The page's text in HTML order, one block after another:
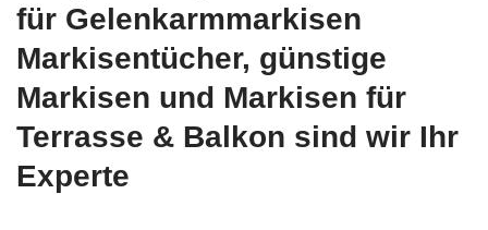
für Gelenkarmmarkisen
Markisentücher, günstige
Markisen und Markisen für
Terrasse & Balkon sind wir Ihr
Experte